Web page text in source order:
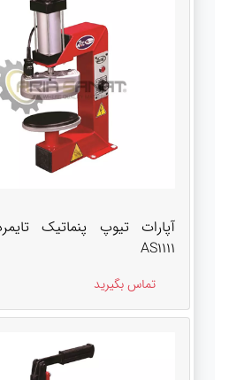
آپارات تیوپ پنماتیک
AS1111
تماس بگیرید